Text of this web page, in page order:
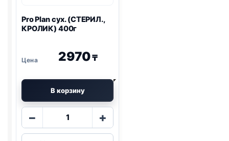
Pro Planсух. (СТЕРИЛ.,
КРОЛИК) 400г
2970₸
В корзину
−
Количество
Pro
+